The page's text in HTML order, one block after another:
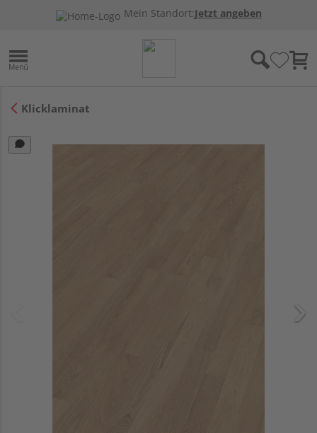
Mein Standort:Jetzt angeben
Klicklaminat